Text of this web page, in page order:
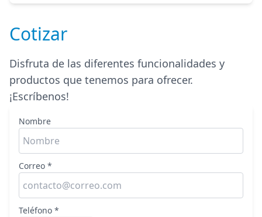
Cotizar
Disfruta de las diferentes funcionalidades y
productos que tenemos para ofrecer.
¡Escríbenos!
Nombre
Correo *
Teléfono *